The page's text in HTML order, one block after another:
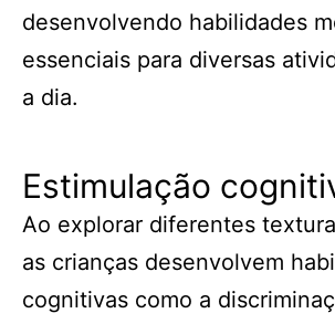
desenvolvendo habilidades
essenciais para diversas
a dia.
Estimulação
Ao explorar diferentes
as crianças desenvolvem
cognitivas como a